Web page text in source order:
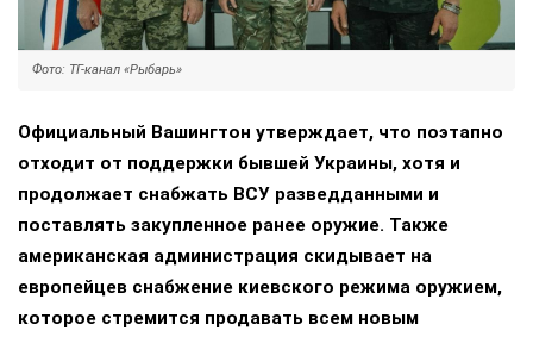
Фото: ТГ-канал «Рыбарь»
Официальный Вашингтон утверждает, что поэтапно
отходит от поддержки бывшей Украины, хотя и
продолжает снабжать ВСУ разведданными и
поставлять закупленное ранее оружие. Также
американская администрация скидывает на
европейцев снабжение киевского режима оружием,
которое стремится продавать всем новым